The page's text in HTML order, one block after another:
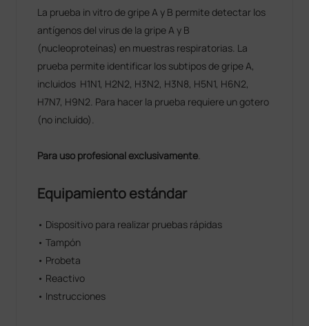
La prueba in vitro de gripe A y B permite detectar los
antígenos del virus de la gripe A y B
(nucleoproteínas) en muestras respiratorias. La
prueba permite identificar los subtipos de gripe A,
incluidos H1N1, H2N2, H3N2, H3N8, H5N1, H6N2,
H7N7, H9N2. Para hacer la prueba requiere un gotero
(no incluído).
Para uso profesional exclusivamente
Equipamiento estándar
• Dispositivo para realizar pruebas rápidas
• Tampón
• Probeta
• Reactivo
• Instrucciones